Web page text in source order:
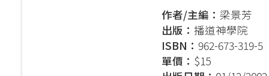
作者/主編： 梁景芳
出版： 播道神學院
ISBN： 962-673-319-5
單價： $15